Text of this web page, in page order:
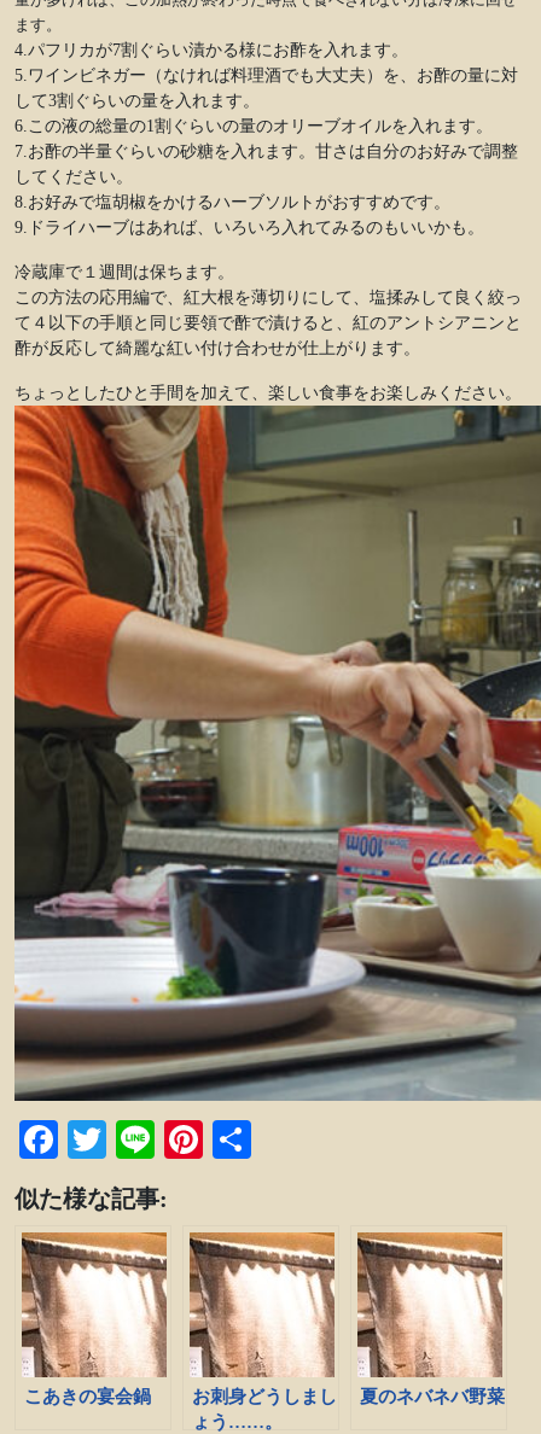
ます。
4.パフリカが7割ぐらい漬かる様にお酢を入れます。
5.ワインビネガー（なければ料理酒でも大丈夫）を、お酢の量に対
して3割ぐらいの量を入れます。
6.この液の総量の1割ぐらいの量のオリーブオイルを入れます。
7.お酢の半量ぐらいの砂糖を入れます。甘さは自分のお好みで調整
してください。
8.お好みで塩胡椒をかけるハーブソルトがおすすめです。
9.ドライハーブはあれば、いろいろ入れてみるのもいいかも。
冷蔵庫で１週間は保ちます。
この方法の応用編で、紅大根を薄切りにして、塩揉みして良く絞っ
て４以下の手順と同じ要領で酢で漬けると、紅のアントシアニンと
酢が反応して綺麗な紅い付け合わせが仕上がります。
ちょっとしたひと手間を加えて、楽しい食事をお楽しみください。
Facebook
TwitterLinePinterest
似た様な記事:
こあきの宴会鍋
お刺身どうしまし
ょう……。
夏のネバネバ野菜